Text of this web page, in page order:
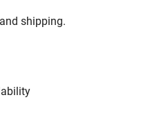
shipping.